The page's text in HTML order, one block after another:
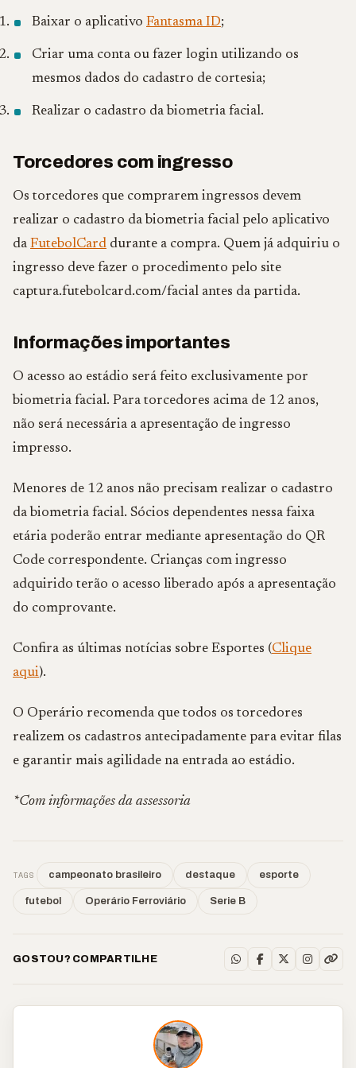
Baixar o aplicativo Fantasma ID;
Criar uma conta ou fazer login utilizando os
mesmos dados do cadastro de cortesia;
Realizar o cadastro da biometria facial.
Torcedores com ingresso
Os torcedores que comprarem ingressos devem
realizar o cadastro da biometria facial pelo aplicativo
da FutebolCard durante a compra. Quem já adquiriu o
ingresso deve fazer o procedimento pelo site
captura.futebolcard.com/facial antes da partida.
Informações importantes
O acesso ao estádio será feito exclusivamente por
biometria facial. Para torcedores acima de 12 anos,
não será necessária a apresentação de ingresso
impresso.
Menores de 12 anos não precisam realizar o cadastro
da biometria facial. Sócios dependentes nessa faixa
etária poderão entrar mediante apresentação do QR
Code correspondente. Crianças com ingresso
adquirido terão o acesso liberado após a apresentação
do comprovante.
Confira as últimas notícias sobre Esportes (Clique
aqui).
O Operário recomenda que todos os torcedores
realizem os cadastros antecipadamente para evitar filas
e garantir mais agilidade na entrada ao estádio.
*Com informações da assessoria
TAGS campeonato brasileiro destaque esporte
futebol Operário Ferroviário Serie B
GOSTOU? COMPARTILHE